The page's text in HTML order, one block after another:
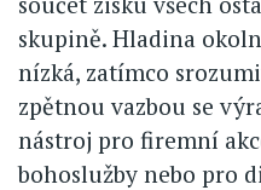
skupině. Hladina
nízká, zatímco
zpětnou vazbou se
nástroj pro firemní
bohoslužby nebo pro